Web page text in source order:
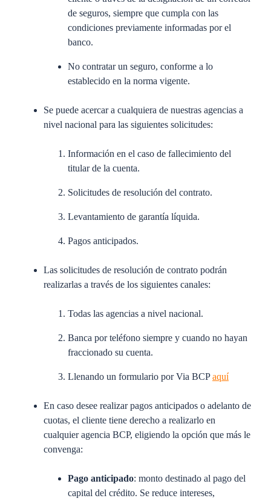
de seguros, siempre que cumpla con las
condiciones previamente informadas por el
banco.
No contratar un seguro, conforme a lo
establecido en la norma vigente​.
Se puede acercar a cualquiera de nuestras agencias a
nivel nacional para las siguientes solicitudes:
Información en el caso de fallecimiento del
titular de la cuenta.
Solicitudes de resolución del contrato.
Levantamiento de garantía líquida.
Pagos anticipados.
Las solicitudes de resolución de contrato podrán
realizarlas a través de los siguientes canales:
Todas las agencias a nivel nacional.
Banca por teléfono siempre y cuando no hayan
fraccionado su cuenta.
Llenando un formulario por Via BCPaquí
En caso desee realizar pagos anticipados o adelanto de
cuotas, el cliente tiene derecho a realizarlo en
cualquier agencia BCP, eligiendo la opción que más le
convenga:
Pago anticipado: monto destinado al pago del
capital del crédito. Se reduce intereses,